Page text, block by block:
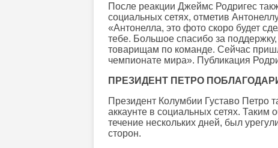
После реакции Джеймс Родригес
социальных сетях, отметив
«Антонелла, это фото скоро будет
тебе. Большое спасибо за
товарищам по команде. Сейчас
чемпионате мира». Публикация
ПРЕЗИДЕНТ ПЕТРО
Президент Колумбии Густаво Петро
аккаунте в социальных сетях. Таким
течение нескольких дней, был
сторон.